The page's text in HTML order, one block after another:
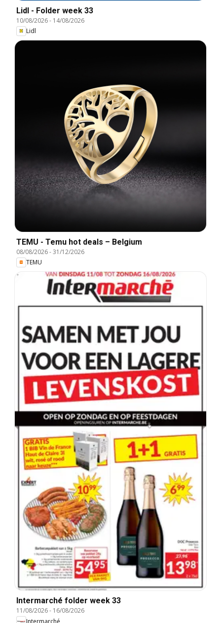
Lidl - Folder week 33
10/08/2026- 14/08/2026
Lidl
TEMU - Temu hot deals – Belgium
08/08/2026-31/12/2026
TEMU
Intermarché folder week 33
11/08/2026- 16/08/2026
Intermarché